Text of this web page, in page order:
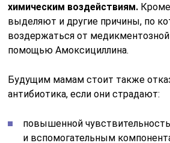
химическим воздействиям.
выделяют и другие причины, по
воздержаться от медикментозной
помощью Амоксициллина.
Будущим мамам стоит также
антибиотика, если они страдают:
повышенной
и вспомогательным